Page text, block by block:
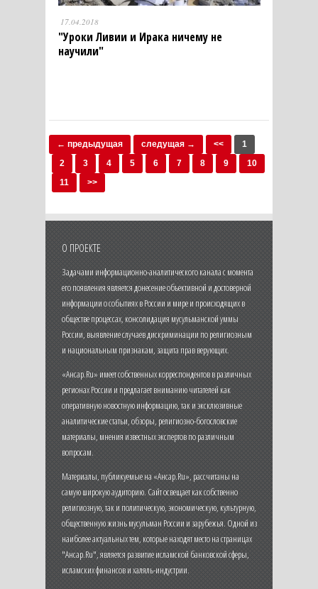
17.04.2018
"Уроки Ливии и Ирака ничему не
научили"
← предыдущая следущая → <<
1
2
3 4 5 6 7 8 9
10
11
>>
О ПРОЕКТЕ
Задачами информационно-аналитического канала с момента
его появления является донесение объективной и достоверной
информации о событиях в России и мире и происходящих в
обществе процессах, консолидация мусульманской уммы
России, выявление случаев дискриминации по религиозным
и национальным признакам, защита прав верующих.
«Ансар.Ru» имеет собственных корреспондентов в различных
регионах России и предлагает вниманию читателей как
оперативную новостную информацию, так и эксклюзивные
аналитические статьи, обзоры, религиозно-богословские
материалы, мнения известных экспертов по различным
вопросам.
Материалы, публикуемые на «Ансар.Ru», рассчитаны на
самую широкую аудиторию. Сайт освещает как собственно
религиозную, так и политическую, экономическую, культурную,
общественную жизнь мусульман России и зарубежья. Одной из
наиболее актуальных тем, которые находят место на страницах
"Ансар.Ru", является развитие исламской банковской сферы,
исламских финансов и халяль-индустрии.